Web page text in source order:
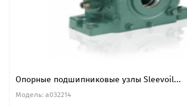
Опорные подшипниковые узлы Sleevoil...
Модель: a032214